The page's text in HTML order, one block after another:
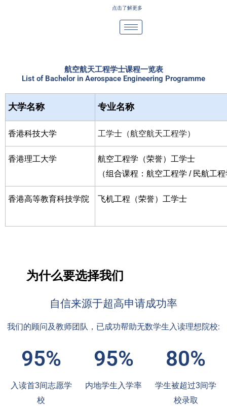
点击了解更多
航空航天工程学士课程一览表
List of Bachelor in Aerospace Engineering Programme
大学名称 专业名称
香港科技大学 工学士（航空航天工程学）
香港理工大学
航空工程学（荣誉）工学士
（组合课程：航空工程学 / 民航工
香港高等教育科技学院 飞机工程（荣誉）工学士
为什么要选择我们
自信来源于超高申请成功率
我们的顾问及教师团队，已成功帮助无数学生入读理想院校:
95%
入读首3间志愿学
校
95%
内地学生入学率
80%
学生被超过3间学
校录取